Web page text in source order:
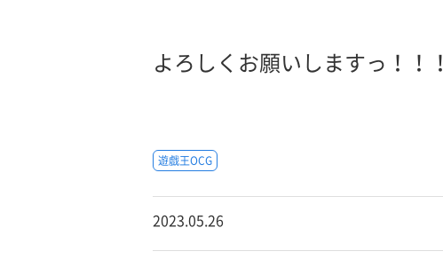
よろしくお願いしますっ！！！
遊戯王OCG
2023.05.26